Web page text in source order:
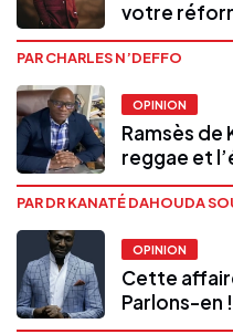
votre
PAR CHARLES N’DEFFO
OPINION
Ramsès de
reggae et
PAR DR KANATÉ DAHOUDA
OPINION
Cette
Parlons-en !